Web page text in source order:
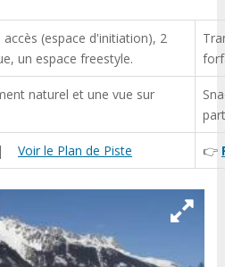
(espace d'initiation), 2
un espace freestyle.
naturel et une vue sur
| Voir le Plan de Piste 👉